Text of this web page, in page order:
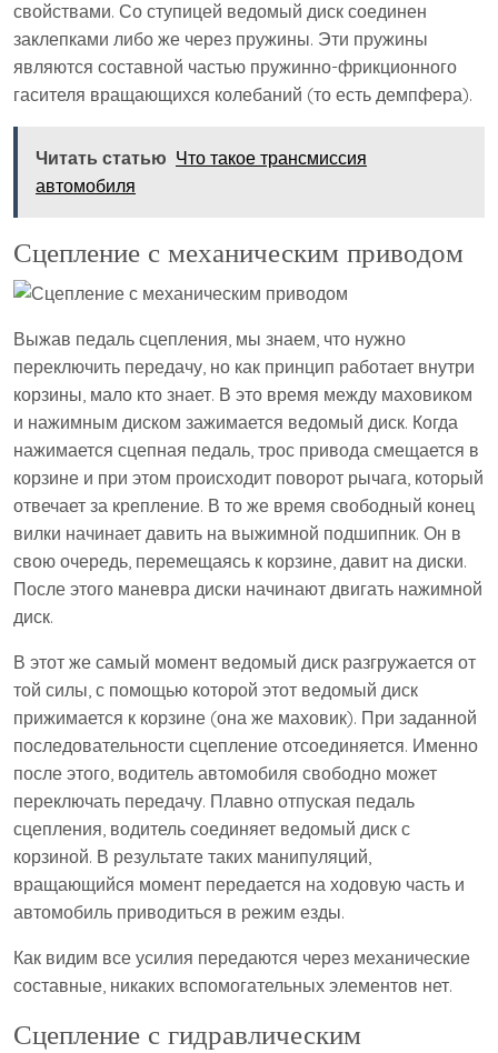
свойствами. Со ступицей ведомый диск соединен
заклепками либо же через пружины. Эти пружины
являются составной частью пружинно-фрикционного
гасителя вращающихся колебаний (то есть демпфера).
Читать статью Что такое трансмиссия
автомобиля
Сцепление с механическим приводом
Выжав педаль сцепления, мы знаем, что нужно
переключить передачу, но как принцип работает внутри
корзины, мало кто знает. В это время между маховиком
и нажимным диском зажимается ведомый диск. Когда
нажимается сцепная педаль, трос привода смещается в
корзине и при этом происходит поворот рычага, который
отвечает за крепление. В то же время свободный конец
вилки начинает давить на выжимной подшипник. Он в
свою очередь, перемещаясь к корзине, давит на диски.
После этого маневра диски начинают двигать нажимной
диск.
В этот же самый момент ведомый диск разгружается от
той силы, с помощью которой этот ведомый диск
прижимается к корзине (она же маховик). При заданной
последовательности сцепление отсоединяется. Именно
после этого, водитель автомобиля свободно может
переключать передачу. Плавно отпуская педаль
сцепления, водитель соединяет ведомый диск с
корзиной. В результате таких манипуляций,
вращающийся момент передается на ходовую часть и
автомобиль приводиться в режим езды.
Как видим все усилия передаются через механические
составные, никаких вспомогательных элементов нет.
Сцепление с гидравлическим